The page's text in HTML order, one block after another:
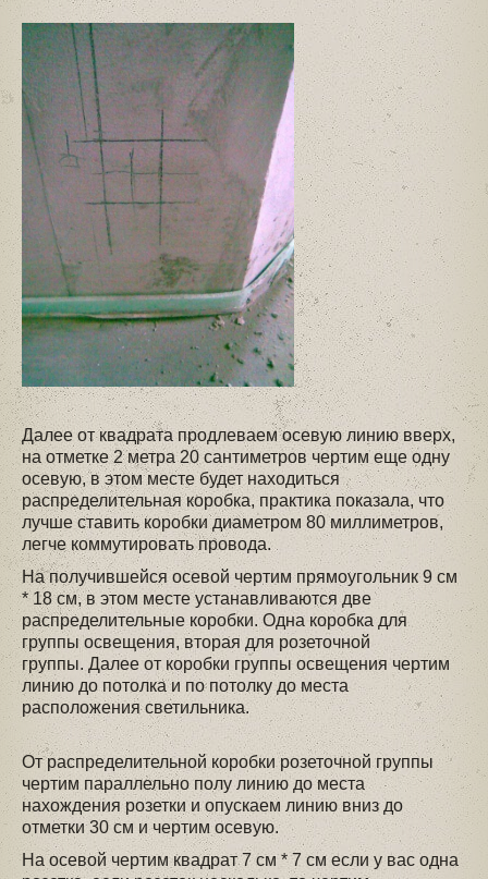
Далее от квадрата продлеваем осевую линию вверх,
на отметке 2 метра 20 сантиметров чертим еще одну
осевую, в этом месте будет находиться
распределительная коробка, практика показала, что
лучше ставить коробки диаметром 80 миллиметров,
легче коммутировать провода.
На получившейся осевой чертим прямоугольник 9 см
* 18 см, в этом месте устанавливаются две
распределительные коробки. Одна коробка для
группы освещения, вторая для розеточной
группы. Далее от коробки группы освещения чертим
линию до потолка и по потолку до места
расположения светильника.
От распределительной коробки розеточной группы
чертим параллельно полу линию до места
нахождения розетки и опускаем линию вниз до
отметки 30 см и чертим осевую.
На осевой чертим квадрат 7 см * 7 см если у вас одна